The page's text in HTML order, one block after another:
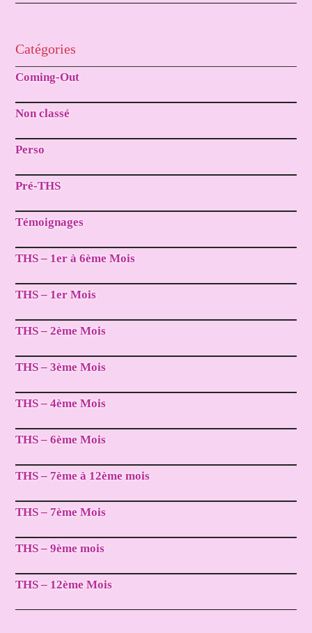
Catégories
Coming-Out
Non classé
Perso
Pré-THS
Témoignages
THS – 1er à 6ème Mois
THS – 1er Mois
THS – 2ème Mois
THS – 3ème Mois
THS – 4ème Mois
THS – 6ème Mois
THS – 7ème à 12ème mois
THS – 7ème Mois
THS – 9ème mois
THS – 12ème Mois